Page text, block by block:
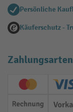
Persönliche
Käuferschutz -
Zahlungsarten
Creditcard
Rechnung